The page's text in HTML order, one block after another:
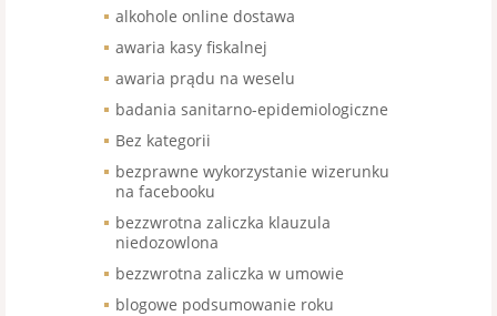
alkohole online dostawa
awaria kasy fiskalnej
awaria prądu na weselu
badania sanitarno-epidemiologiczne
Bez kategorii
bezprawne wykorzystanie wizerunku
na facebooku
bezzwrotna zaliczka klauzula
niedozowlona
bezzwrotna zaliczka w umowie
blogowe podsumowanie roku